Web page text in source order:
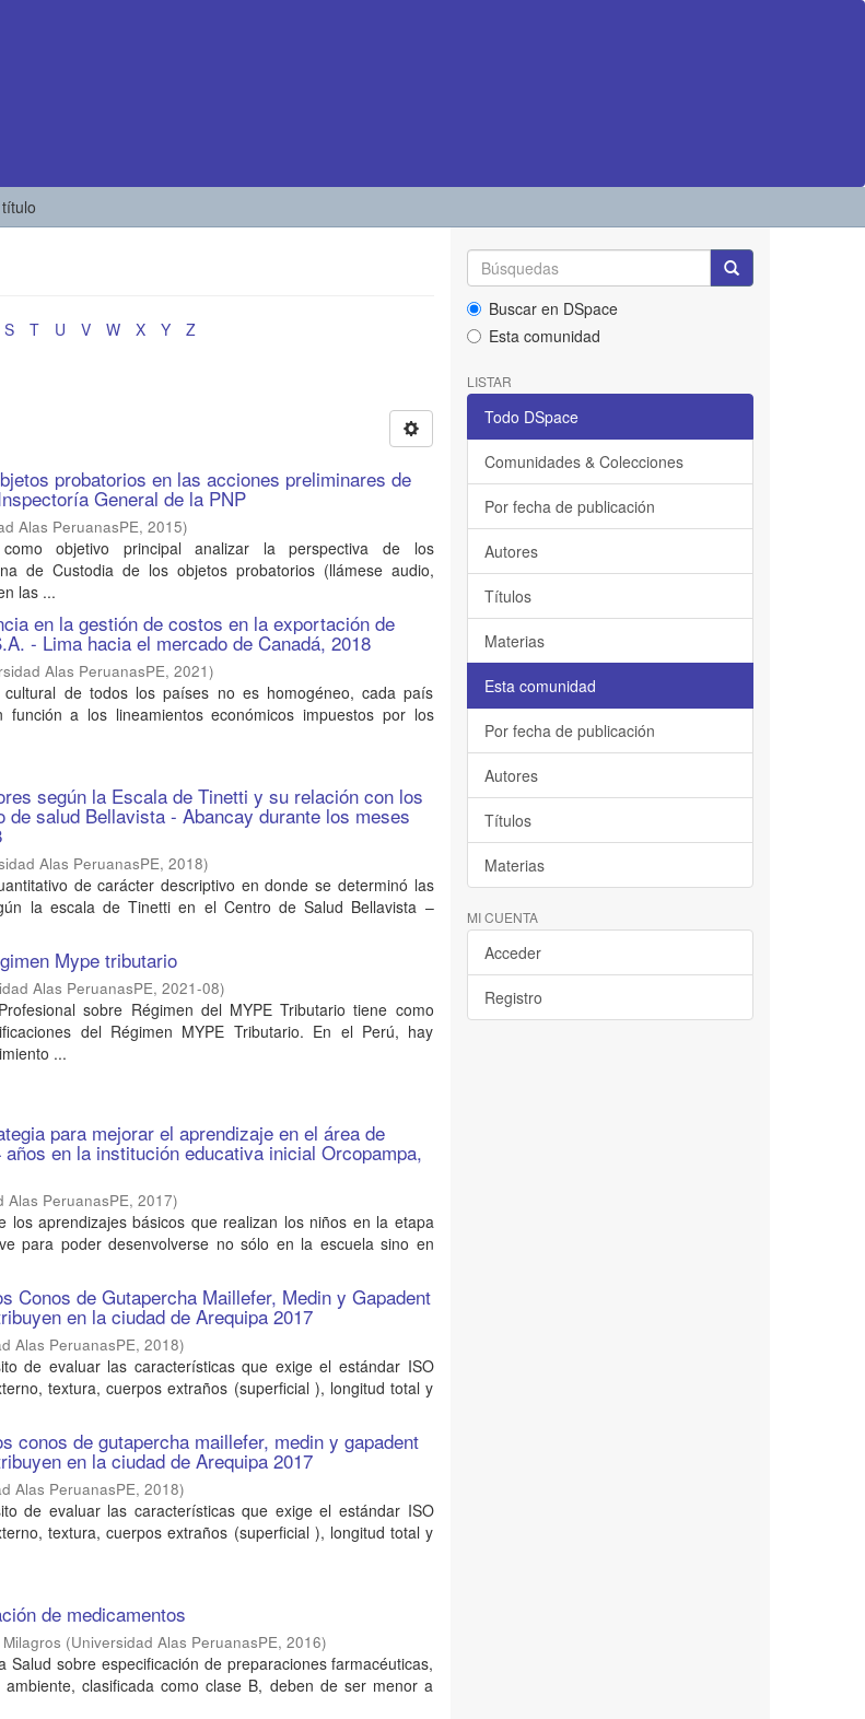
S T U V W X Y Z
probatorios en las acciones preliminares de
General de la PNP
Alas PeruanasPE,2015)
objetivo principal analizar la perspectiva de los
de Custodia de los objetos probatorios (llámese audio,
las ...
en la gestión de costos en la exportación de
- Lima hacia el mercado de Canadá, 2018
Alas PeruanasPE,2021)
de todos los países no es homogéneo, cada país
a los lineamientos económicos impuestos por los
según la Escala de Tinetti y su relación con los
salud Bellavista - Abancay durante los meses
Alas PeruanasPE,2018)
de carácter descriptivo en donde se determinó las
la escala de Tinetti en el Centro de Salud Bellavista –
Mype tributario
Alas PeruanasPE,2021-08)
sobre Régimen del MYPE Tributario tiene como
del Régimen MYPE Tributario. En el Perú, hay
...
para mejorar el aprendizaje en el área de
en la institución educativa inicial Orcopampa,
Alas PeruanasPE,2017)
los aprendizajes básicos que realizan los niños en la etapa
para poder desenvolverse no sólo en la escuela sino en
Conos de Gutapercha Maillefer, Medin y Gapadent
en la ciudad de Arequipa 2017
Alas PeruanasPE,2018)
de evaluar las características que exige el estándar ISO
textura, cuerpos extraños (superficial ), longitud total y
conos de gutapercha maillefer, medin y gapadent
en la ciudad de Arequipa 2017
Alas PeruanasPE,2018)
de evaluar las características que exige el estándar ISO
textura, cuerpos extraños (superficial ), longitud total y
de medicamentos
(Universidad Alas PeruanasPE,2016)
sobre especificación de preparaciones farmacéuticas,
clasificada como clase B, deben de ser menor a
Buscar en DSpace
Esta comunidad
LISTAR
Todo DSpace
Comunidades & Colecciones
Por fecha de publicación
Autores
Títulos
Materias
Esta comunidad
Por fecha de publicación
Autores
Títulos
Materias
MI CUENTA
Acceder
Registro